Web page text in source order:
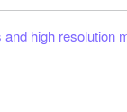
high resolution